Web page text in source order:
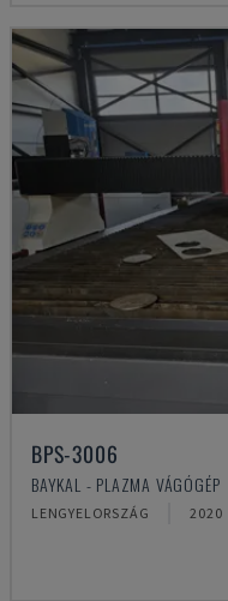
BPS-3006
BAYKAL - PLAZMA VÁGÓGÉP
LENGYELORSZÁG 2020